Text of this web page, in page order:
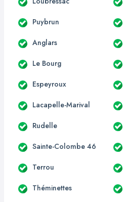
Puybrun
Anglars
Le Bourg
Espeyroux
Lacapelle-Marival
Rudelle
Sainte-Colombe 46
Terrou
Théminettes